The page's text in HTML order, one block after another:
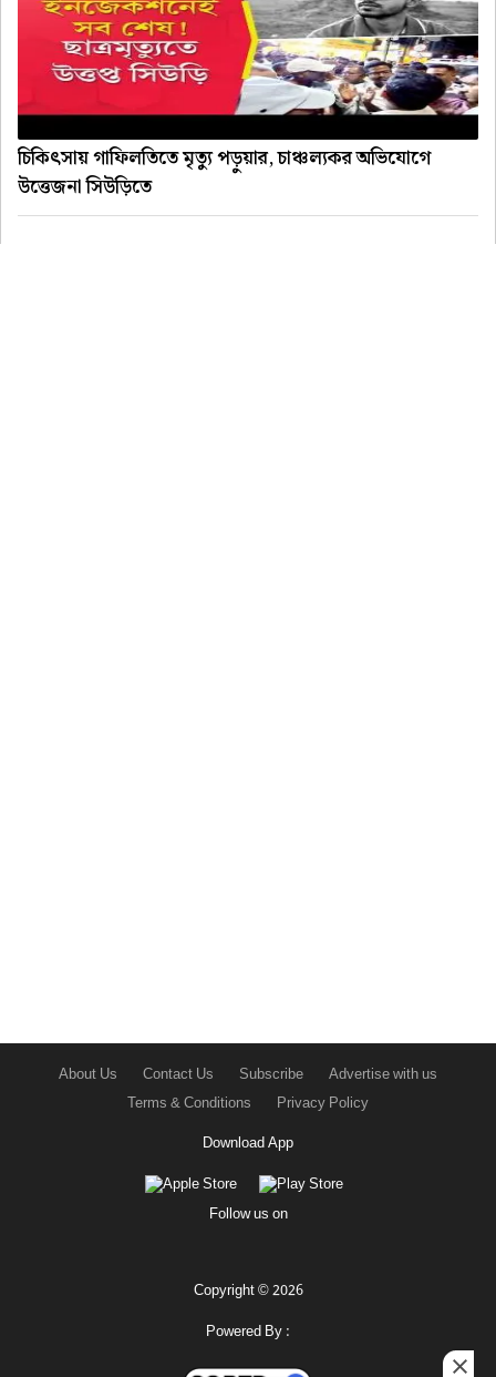
চিকিৎসায় গাফিলতিতে মৃত্যু পড়ুয়ার, চাঞ্চল্যকর অভিযোগে
উত্তেজনা সিউড়িতে
About Us Contact Us Subscribe
Advertise with us
Terms & Conditions
Privacy Policy
Download App
Follow us on
Copyright © 2026
Powered By :